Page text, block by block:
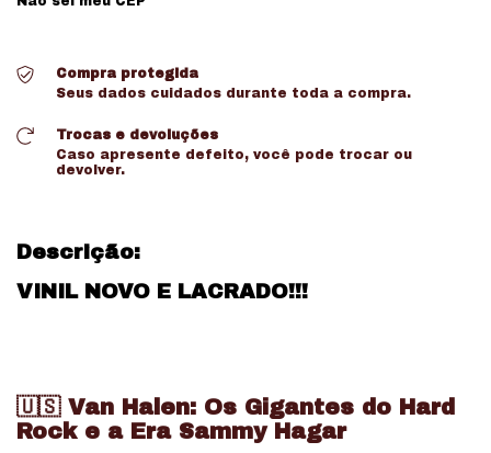
Compra protegida
Seus dados cuidados durante toda a compra.
Trocas e devoluções
Caso apresente defeito, você pode trocar ou
devolver.
Descrição:
VINIL NOVO E LACRADO!!!
🇺🇸 Van Halen: Os Gigantes do Hard
Rock e a Era Sammy Hagar